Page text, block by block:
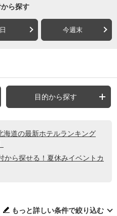
から探す
今週末
目的から探す
海道の最新ホテルランキング
から探せる！夏休みイベントカ
もっと詳しい条件で絞り込む